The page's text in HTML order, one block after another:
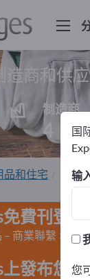
商和供
制造商
4
品和住宅 厨房
費刊登廣
– 商業聯繫 >> 由
發布您
国
输
您